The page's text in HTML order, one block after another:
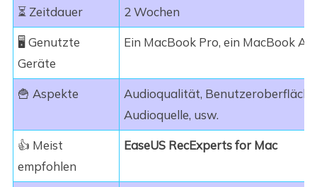
⏳ Zeitdauer 2 Wochen
🖥️ Genutzte
Geräte
Ein MacBook Pro, ein MacBook Air
🍟 Aspekte
Audioqualität,
Audioquelle, usw.
👍 Meist
empfohlen
EaseUS RecExperts for Mac